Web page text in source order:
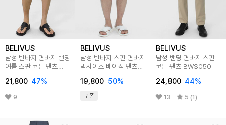
BELIVUS
남성 반바지 면바지 밴딩
여름 스판 코튼 팬츠
21,800 47%
9
BELIVUS
남성 반바지 스판 면바지
빅사이즈 베이직 팬츠
19,800 50%
쿠폰
BELIVUS
남성 밴딩 면바지 스판
코튼 팬츠 BWS050
24,800 44%
13 5 (1)